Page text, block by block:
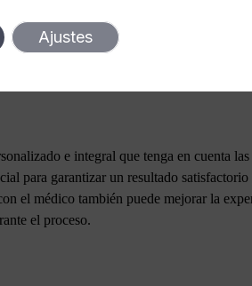
e integral que tenga en cuenta
para garantizar un resultado satisfactorio
el médico también puede mejorar la
el proceso.
Ajustes